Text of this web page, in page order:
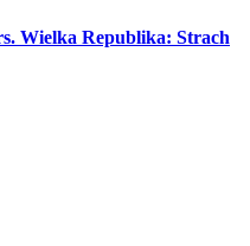
Wielka Republika: Strach